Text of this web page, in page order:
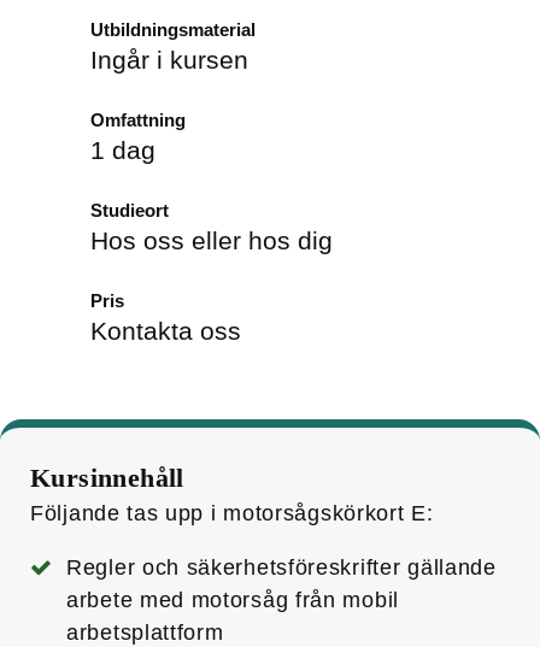
Utbildningsmaterial
Ingår i kursen
Omfattning
1 dag
Studieort
Hos oss eller hos dig
Pris
Kontakta oss
Kursinnehåll
Följande tas upp i motorsågs­körkort E:
Regler och säkerhetsföreskrifter gällande
arbete med motorsåg från mobil
arbetsplattform